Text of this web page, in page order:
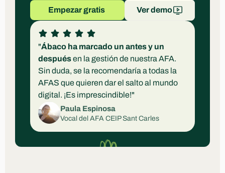
Empezar gratis Ver demo
"Ábaco ha marcado un antes y un
después en la gestión de nuestra AFA.
Sin duda, se la recomendaría a todas la
AFAS que quieren dar el salto al mundo
digital. ¡Es imprescindible!"
Paula Espinosa
Vocal del AFA CEIP Sant Carles